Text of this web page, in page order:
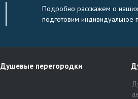
Подробно расскажем о наших
подготовим индивидуальное
Душевые перегородки